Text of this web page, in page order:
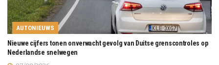
AUTONIEUWS
Nieuwe cijfers tonen onverwacht gevolg van Duitse grenscontroles op
Nederlandse snelwegen